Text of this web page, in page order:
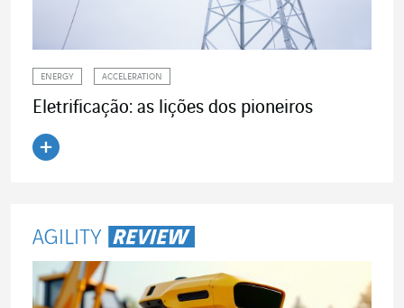
ENERGY ACCELERATION
Eletrificação: as lições dos pioneiros